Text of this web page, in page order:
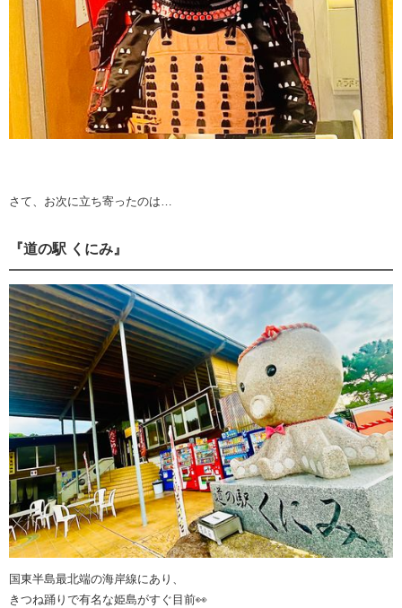
さて、お次に立ち寄ったのは…
『道の駅 くにみ』
国東半島最北端の海岸線にあり、
きつね踊りで有名な姫島がすぐ目前👀